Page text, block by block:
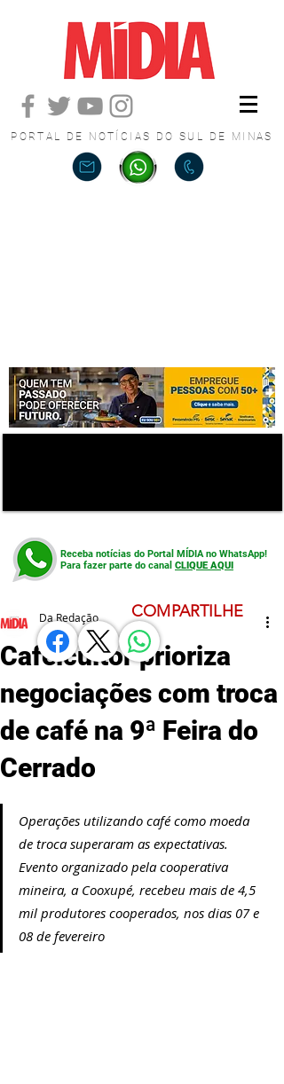
PORTAL DE NOTÍCIAS DO SUL DE MINAS
Receba notícias do Portal MÍDIA no WhatsApp!
Para fazer parte do canal CLIQUE AQUI
Cafeicultor prioriza
negociações com troca
de café na 9ª Feira do
Cerrado
Da Redação
Operações utilizando café como moeda
de troca superaram as expectativas.
Evento organizado pela cooperativa
mineira, a Cooxupé, recebeu mais de 4,5
mil produtores cooperados, nos dias 07 e
08 de fevereiro
COMPARTILHE